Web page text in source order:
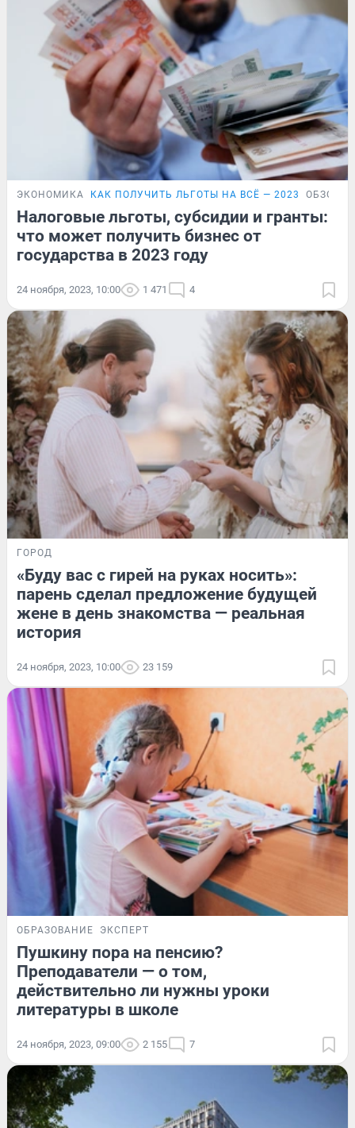
ЭКОНОМИКА КАК ПОЛУЧИТЬ ЛЬГОТЫ НА ВСЁ — 2023 ОБЗОР
Налоговые льготы, субсидии и гранты:
что может получить бизнес от
государства в 2023 году
24 ноября, 2023, 10:00 1 471 4
ГОРОД
«Буду вас с гирей на руках носить»:
парень сделал предложение будущей
жене в день знакомства — реальная
история
24 ноября, 2023, 10:00 23 159
ОБРАЗОВАНИЕ ЭКСПЕРТ
Пушкину пора на пенсию?
Преподаватели — о том,
действительно ли нужны уроки
литературы в школе
24 ноября, 2023, 09:00 2 155 7